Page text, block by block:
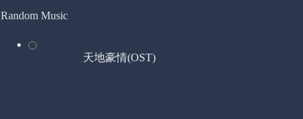
Random Music
天地豪情(OST)